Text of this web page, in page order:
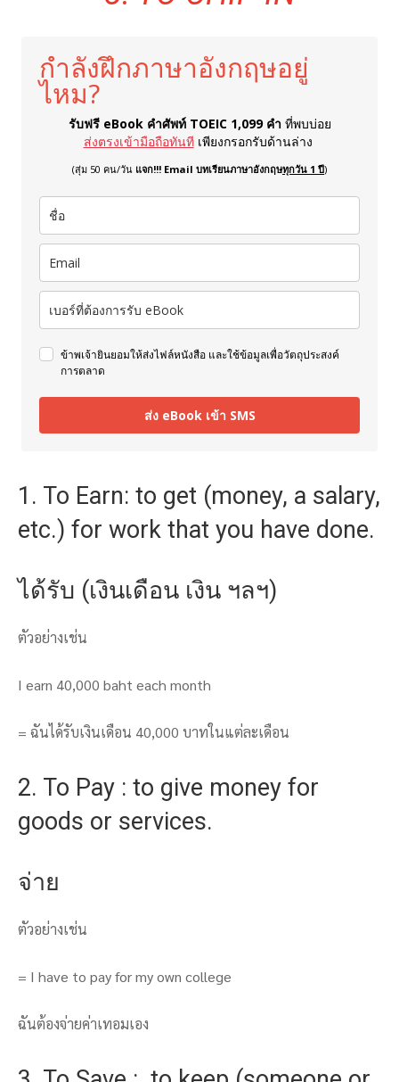
กำลังฝึกภาษาอังกฤษอยู่
ไหม?
รับฟรี eBook คำศัพท์ TOEIC 1,099 คำ ที่พบบ่อย
ส่งตรงเข้ามือถือทันที เพียงกรอกรับด้านล่าง
(สุ่ม 50 คน/วัน แจก!!! Email บทเรียนภาษาอังกฤษทุกวัน 1 ปี)
ข้าพเจ้ายินยอมให้ส่งไฟล์หนังสือ และใช้ข้อมูลเพื่อวัตถุประสงค์
การตลาด
ส่ง eBook เข้า SMS
1. To Earn: to get (money, a salary,
etc.) for work that you have done.
ได้รับ (เงินเดือน เงิน ฯลฯ)
ตัวอย่างเช่น
I earn 40,000 baht each month
= ฉันได้รับเงินเดือน 40,000 บาทในแต่ละเดือน
2. To Pay : to give money for
goods or services.
จ่าย
ตัวอย่างเช่น
= I have to pay for my own college
ฉันต้องจ่ายค่าเทอมเอง